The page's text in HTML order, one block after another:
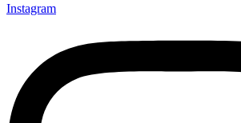
Instagram